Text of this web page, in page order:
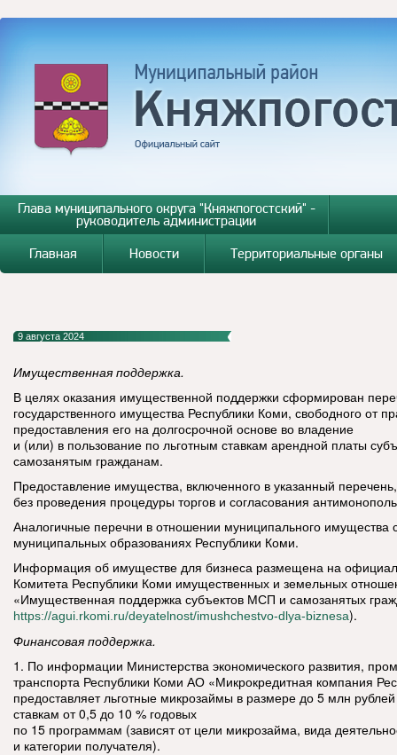
Глава муниципального округа "Княжпогостский" -
руководитель администрации
Главная
Новости Территориальные органы
9 августа 2024
Имущественная поддержка.
В целях оказания имущественной поддержки сформирован
государственного имущества Республики Коми, свободного от
предоставления его на долгосрочной основе во владение
и (или) в пользование по льготным ставкам арендной платы
самозанятым гражданам.
Предоставление имущества, включенного в указанный
без проведения процедуры торгов и согласования
Аналогичные перечни в отношении муниципального
муниципальных образованиях Республики Коми.
Информация об имуществе для бизнеса размещена на
Комитета Республики Коми имущественных и земельных
«Имущественная поддержка субъектов МСП и самозанятых
https://agui.rkomi.ru/deyatelnost/imushchestvo-dlya-biznesa).
Финансовая поддержка.
1. По информации Министерства экономического развития,
транспорта Республики Коми АО «Микрокредитная компания
предоставляет льготные микрозаймы в размере до 5 млн
ставкам от 0,5 до 10 % годовых
по 15 программам (зависят от цели микрозайма, вида
и категории получателя).